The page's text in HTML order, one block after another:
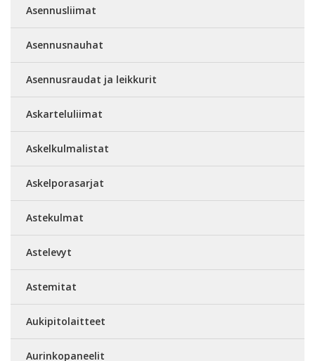
Asennusliimat
Asennusnauhat
Asennusraudat ja leikkurit
Askarteluliimat
Askelkulmalistat
Askelporasarjat
Astekulmat
Astelevyt
Astemitat
Aukipitolaitteet
Aurinkopaneelit